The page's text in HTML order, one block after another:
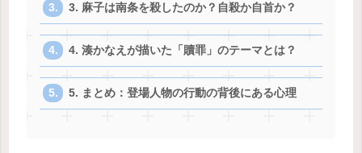
3. 麻子は南条を殺したのか？自殺か自首か？
4. 湊かなえが描いた「贖罪」のテーマとは？
5. まとめ：登場人物の行動の背後にある心理